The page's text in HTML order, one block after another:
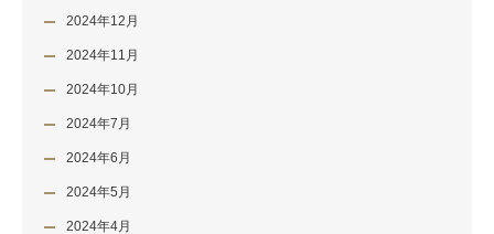
2024年12月
2024年11月
2024年10月
2024年7月
2024年6月
2024年5月
2024年4月